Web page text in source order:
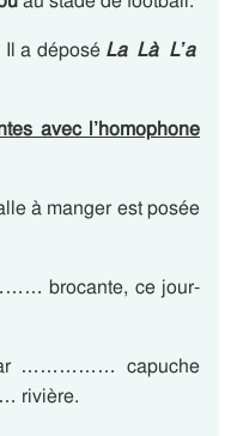
Il a déposé La Là L’a
avec l’homophone
manger est posée
brocante, ce jour-
…………… capuche
rivière.